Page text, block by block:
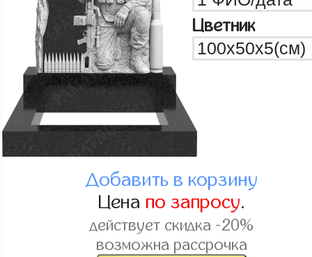
Цветник
Добавить в корзину
Цена по запросу.
действует скидка -20%
возможна рассрочка